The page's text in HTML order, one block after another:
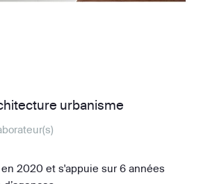
urbanisme
en 2020 et s'appuie sur 6 années